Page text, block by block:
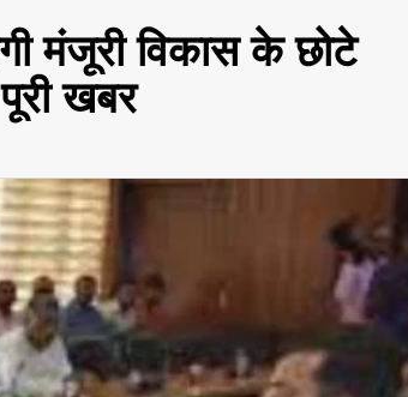
मंजूरी विकास के छोटे
खबर